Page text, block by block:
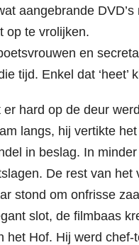
aangebrande
op te vrolijken.
en
tijd. Enkel dat ‘heet’
er hard op de deur
langs, hij vertikte
in beslag. In
De rest van het
stond om onfrisse
slot, de filmbaas
het Hof. Hij werd